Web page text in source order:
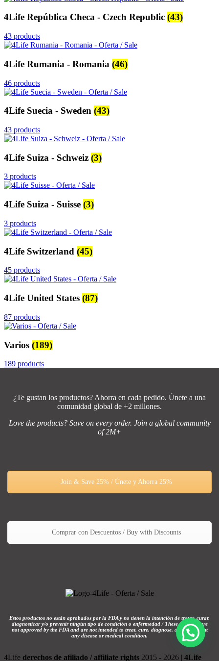
4Life República Checa - Czech Republic (43)
43 products
4Life Rumania - Romania (46)
46 products
4Life Suecia - Sweden (43)
43 products
4Life Suiza - Schweiz (3)
3 products
4Life Suiza - Suisse (3)
3 products
4Life Switzerland (45)
45 products
4Life United States (87)
87 products
Varios (189)
189 products
¿Te gustan los productos? Ahorra en cada pedido. Únete a una
comunidad global de +2 millones.
Love the products? Save on every order. Join a global community
of 2M+
Join & Save 25% / Únete y Ahorra 25%
Comprar con Descuentos / Buy with Discounts
Estos productos no están aprobados por la FDA y no tienen la intención de tratar, curar,
diagnosticar y/o prevenir ningún tipo de condición o enfermedad / These products are
not approved by the FDA and are not intended to treat, cure, diagnose, and/or prevent
any disease or medical condition.
4Life derechos de afiliado / affiliate rights 2015 - 2026 | 4Life